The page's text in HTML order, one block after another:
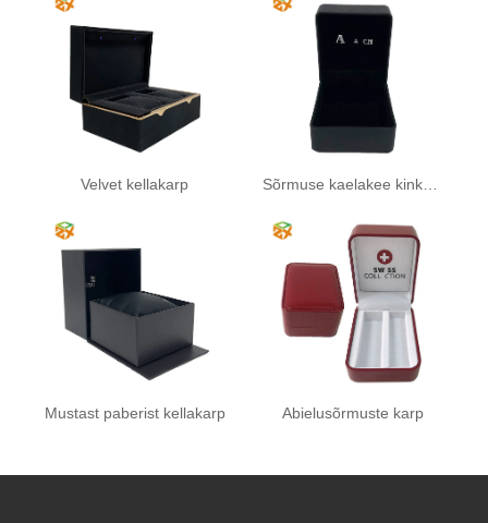
Velvet kellakarp
Mustast paberist kellakarp Abielusõrmuste karp